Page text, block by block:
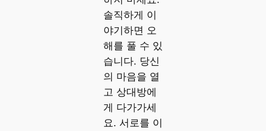
솔직하게 이
야기하면 오
해를 풀 수 있
습니다. 당신
의 마음을 열
고 상대방에
게 다가가세
요. 서로를 이